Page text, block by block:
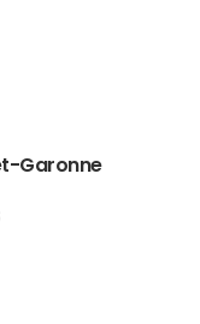
Garonne